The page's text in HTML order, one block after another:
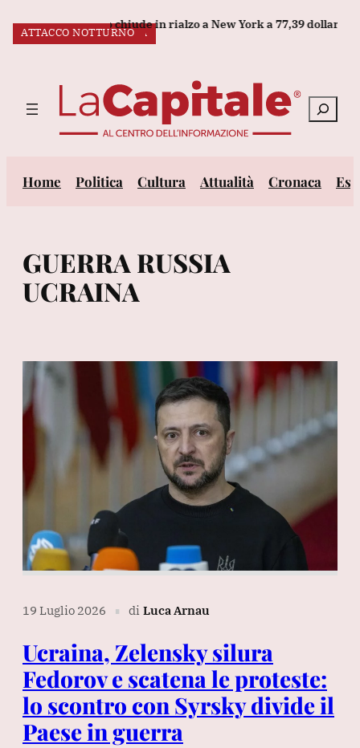
ULTIM’ORA:
Il petrolio chiude in rialzo a New York a 77,39 dollari al barile
Cerca
Home Politica Cultura Attualità Cronaca
GUERRA RUSSIA
UCRAINA
UCRAINA
19 Luglio 2026 ∎ di Luca Arnau
Ucraina, Zelensky silura
Fedorov e scatena le proteste:
lo scontro con Syrsky divide il
Paese in guerra
RUSSIA-UCRAINA
RUSSIA-UCRAINA
STRATEGIE
MISSILI RUSSI
LA MOSSA A SORPRESA
TENSIONI IN EUROPA
NUMERI NASCOSTI
DRONE RUSSO
ATTACCO NOTTURNO